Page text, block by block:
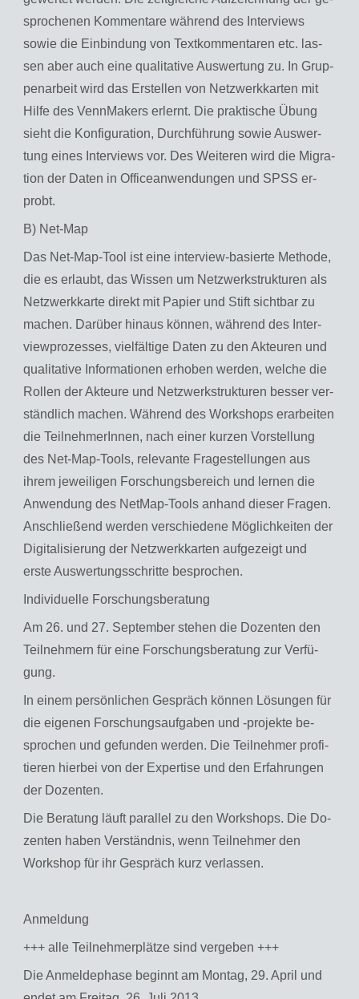
spro­che­nen Kom­men­ta­re wäh­rend des In­ter­views
sowie die Ein­bin­dung von Text­kom­men­ta­ren etc. las­
sen aber auch eine qua­li­ta­ti­ve Aus­wer­tung zu. In Grup­
pen­ar­beit wird das Er­stel­len von Netz­werk­kar­ten mit
Hilfe des Venn­Ma­kers er­lernt. Die prak­ti­sche Übung
sieht die Kon­fi­gu­ra­ti­on, Durch­füh­rung sowie Aus­wer­
tung eines In­ter­views vor. Des Wei­te­ren wird die Mi­gra­
ti­on der Daten in Of­fice­an­wen­dun­gen und SPSS er­
probt.
B) Net-Map
Das Net-Map-Tool ist eine in­ter­view-ba­sier­te Me­tho­de,
die es er­laubt, das Wis­sen um Netz­werk­struk­tu­ren als
Netz­werk­kar­te di­rekt mit Pa­pier und Stift sicht­bar zu
ma­chen. Dar­über hin­aus kön­nen, wäh­rend des In­ter­
view­pro­zes­ses, viel­fäl­ti­ge Daten zu den Ak­teu­ren und
qua­li­ta­ti­ve In­for­ma­tio­nen er­ho­ben wer­den, wel­che die
Rol­len der Ak­teu­re und Netz­werk­struk­tu­ren bes­ser ver­
ständ­lich ma­chen. Wäh­rend des Work­shops er­ar­bei­ten
die Teil­neh­me­rIn­nen, nach einer kur­zen Vor­stel­lung
des Net-Map-Tools, re­le­van­te Fra­ge­stel­lun­gen aus
ihrem je­wei­li­gen For­schungs­be­reich und ler­nen die
An­wen­dung des Net­Map-Tools an­hand die­ser Fra­gen.
An­schlie­ßend wer­den ver­schie­de­ne Mög­lich­kei­ten der
Di­gi­ta­li­sie­rung der Netz­werk­kar­ten auf­ge­zeigt und
erste Aus­wer­tungs­schrit­te be­spro­chen.
In­di­vi­du­el­le For­schungs­be­ra­tung
Am 26. und 27. Sep­tem­ber ste­hen die Do­zen­ten den
Teil­neh­mern für eine For­schungs­be­ra­tung zur Ver­fü­
gung.
In einem per­sön­li­chen Ge­spräch kön­nen Lö­sun­gen für
die ei­ge­nen For­schungs­auf­ga­ben und -pro­jek­te be­
spro­chen und ge­fun­den wer­den. Die Teil­neh­mer pro­fi­
tie­ren hier­bei von der Ex­per­ti­se und den Er­fah­run­gen
der Do­zen­ten.
Die Be­ra­tung läuft par­al­lel zu den Work­shops. Die Do­
zen­ten haben Ver­ständ­nis, wenn Teil­neh­mer den
Work­shop für ihr Ge­spräch kurz ver­las­sen.
An­mel­dung
+++ alle Teil­neh­mer­plät­ze sind ver­ge­ben +++
Die An­mel­de­pha­se be­ginnt am Mon­tag, 29. April und